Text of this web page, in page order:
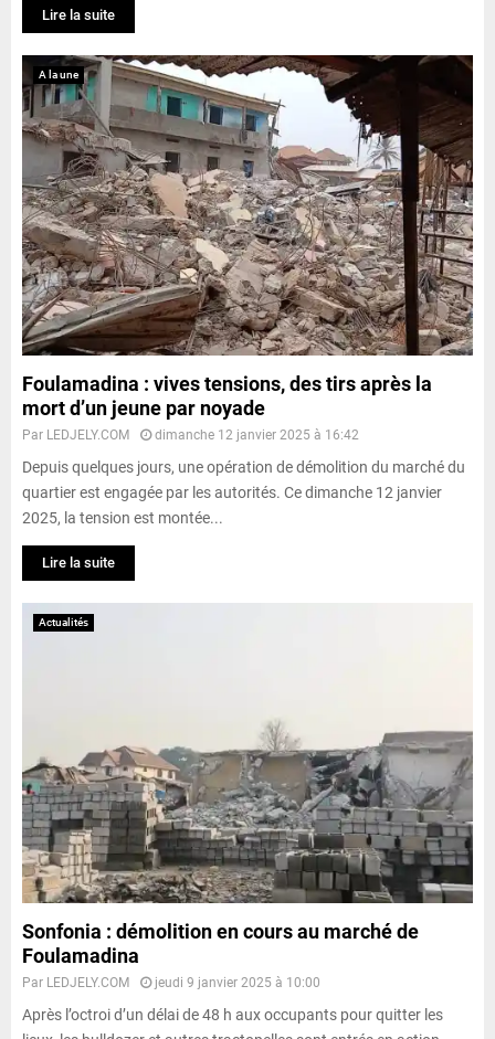
Lire la suite
A la une
Foulamadina : vives tensions, des tirs après la
mort d’un jeune par noyade
Par LEDJELY.COM dimanche 12 janvier 2025 à 16:42
Depuis quelques jours, une opération de démolition du marché du
quartier est engagée par les autorités. Ce dimanche 12 janvier
2025, la tension est montée...
Lire la suite
Actualités
Sonfonia : démolition en cours au marché de
Foulamadina
Par LEDJELY.COM jeudi 9 janvier 2025 à 10:00
Après l’octroi d’un délai de 48 h aux occupants pour quitter les